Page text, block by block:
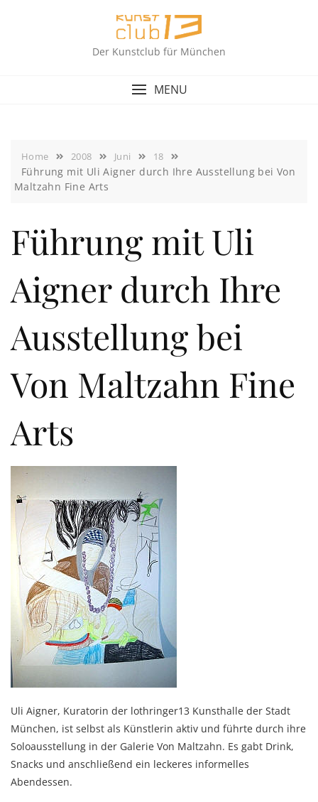
Der Kunstclub für München
MENU
Home 2008 Juni 18
Führung mit Uli Aigner durch Ihre Ausstellung bei Von
Maltzahn Fine Arts
Führung mit Uli
Aigner durch Ihre
Ausstellung bei
Von Maltzahn Fine
Arts
Uli Aigner, Kuratorin der lothringer13 Kunsthalle der Stadt
München, ist selbst als Künstlerin aktiv und führte durch ihre
Soloausstellung in der Galerie Von Maltzahn. Es gabt Drink,
Snacks und anschließend ein leckeres informelles
Abendessen.